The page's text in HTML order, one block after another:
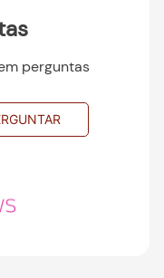
perguntas